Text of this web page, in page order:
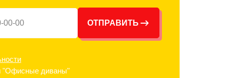
ОТПРАВИТЬ
"Офисные диваны"